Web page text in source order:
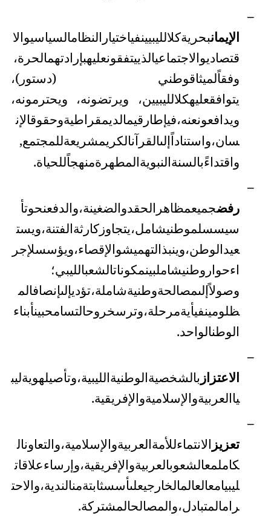
–
الإيمانبحريةكلالليبيينفياختيار النظامالسياسيوالا
قتصاديوالاجتماعيالذييتفقونعليهبإرادتهمالحرة،
وفقاًلميثاقوطني (دستور)،
يتوافقعليهكلالليبيين، ويرتضونه، ويحترمونه،
ويدافعونعنه،فيإطار قيمالديمقراطيةوحقوقالإن
سان،واستناداًإلىالقرآنالكريمشريعةللمجتمع,
واقتداءًبالسنةالنبويةالمطهرةمنهجاًللحياة.
–
رفضجميعمظاهر الحقدوالضغينة،والدفعنحوتأ
سيسسلموطنيشامل،يتجاوزكارثةالفتنة،ويست
عيدالوطن،وينبذالتهميشوالإقصاء،ويؤسسلإجر
اءحوار وطنيشاملبينمكوناتالشعبالليبي؛
وصولاًإلىمصالحةوطنيةشاملة،تؤديإلىإنصافالم
ظلومينفيأيةمرحلة،وترسخروحالتسامحبينأبناء
الوطنالواحد.
–
الاعتزاز بالشخصيةالوطنيةالليبية،وتأصيلهويةليب
ياالعربيةوالإسلاميةوالإفريقية.
–
تعزيز الانتماءللأمةالعربيةوالإسلامية،والتعاونال
كاملمعالشعوبالعربيةوالإفريقية،وإرساءعلاقات
ليبيامعالعالمالخارجيعلىأسسثابتةمنالندية،والاحت
رامالمتبادل،والمصالحالمشتركة.